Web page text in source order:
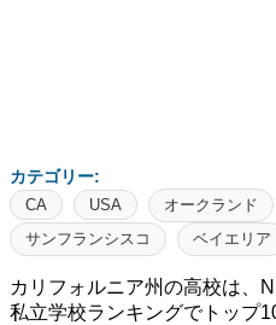
カテゴリー:
CA USA オークランド
サンフランシスコ
ベイエリア
カリフォルニア州の高校は、
私立学校ランキングでトップ